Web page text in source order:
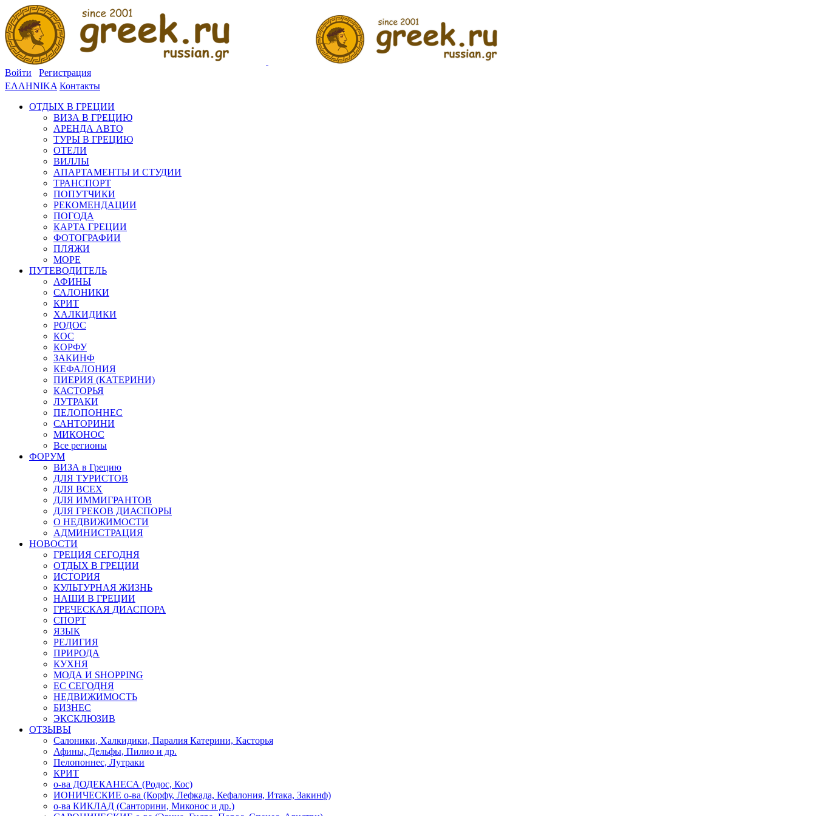
Войти
Регистрация
ΕΛΛΗΝΙΚΑ Контакты
ОТДЫХ В ГРЕЦИИ
ВИЗА В ГРЕЦИЮ
АРЕНДА АВТО
ТУРЫ В ГРЕЦИЮ
ОТЕЛИ
ВИЛЛЫ
АПАРТАМЕНТЫ И СТУДИИ
ТРАНСПОРТ
ПОПУТЧИКИ
РЕКОМЕНДАЦИИ
ПОГОДА
КАРТА ГРЕЦИИ
ФОТОГРАФИИ
ПЛЯЖИ
МОРЕ
ПУТЕВОДИТЕЛЬ
АФИНЫ
САЛОНИКИ
КРИТ
ХАЛКИДИКИ
РОДОС
КОС
КОРФУ
ЗАКИНФ
КЕФАЛОНИЯ
ПИЕРИЯ (КАТЕРИНИ)
КАСТОРЬЯ
ЛУТРАКИ
ПЕЛОПОННЕС
САНТОРИНИ
МИКОНОС
Все регионы
ФОРУМ
ВИЗА в Грецию
ДЛЯ ТУРИСТОВ
ДЛЯ ВСЕХ
ДЛЯ ИММИГРАНТОВ
ДЛЯ ГРЕКОВ ДИАСПОРЫ
О НЕДВИЖИМОСТИ
АДМИНИСТРАЦИЯ
НОВОСТИ
ГРЕЦИЯ СЕГОДНЯ
ОТДЫХ В ГРЕЦИИ
ИСТОРИЯ
КУЛЬТУРНАЯ ЖИЗНЬ
НАШИ В ГРЕЦИИ
ГРЕЧЕСКАЯ ДИАСПОРА
СПОРТ
ЯЗЫК
РЕЛИГИЯ
ПРИРОДА
КУХНЯ
МОДА И SHOPPING
ЕС СЕГОДНЯ
НЕДВИЖИМОСТЬ
БИЗНЕС
ЭКСКЛЮЗИВ
ОТЗЫВЫ
Салоники, Халкидики, Паралия Катерини, Касторья
Афины, Дельфы, Пилио и др.
Пелопоннес, Лутраки
КРИТ
о-ва ДОДЕКАНЕСА (Родос, Кос)
ИОНИЧЕСКИЕ о-ва (Корфу, Лефкада, Кефалония, Итака, Закинф)
о-ва КИКЛАД (Санторини, Миконос и др.)